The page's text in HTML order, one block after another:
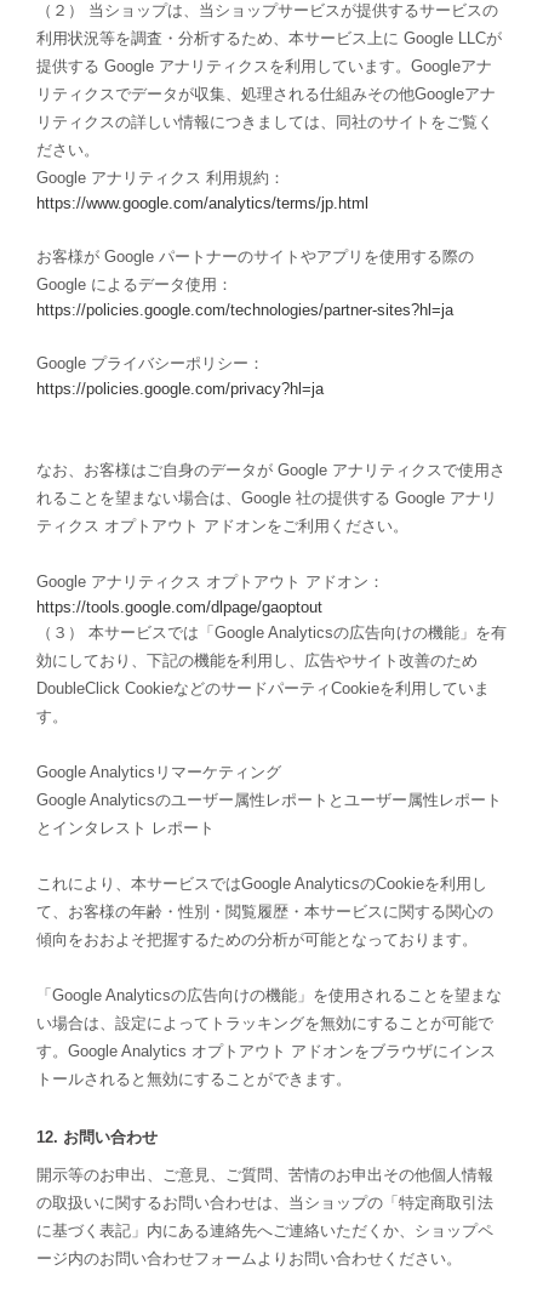
（２） 当ショップは、当ショップサービスが提供するサービスの
利用状況等を調査・分析するため、本サービス上に Google LLCが
提供する Google アナリティクスを利用しています。Googleアナ
リティクスでデータが収集、処理される仕組みその他Googleアナ
リティクスの詳しい情報につきましては、同社のサイトをご覧く
ださい。
Google アナリティクス 利用規約：
https://www.google.com/analytics/terms/jp.html
お客様が Google パートナーのサイトやアプリを使用する際の
Google によるデータ使用：
https://policies.google.com/technologies/partner-sites?hl=ja
Google プライバシーポリシー：
https://policies.google.com/privacy?hl=ja
なお、お客様はご自身のデータが Google アナリティクスで使用さ
れることを望まない場合は、Google 社の提供する Google アナリ
ティクス オプトアウト アドオンをご利用ください。
Google アナリティクス オプトアウト アドオン：
https://tools.google.com/dlpage/gaoptout
（３） 本サービスでは「Google Analyticsの広告向けの機能」を有
効にしており、下記の機能を利用し、広告やサイト改善のため
DoubleClick CookieなどのサードパーティCookieを利用していま
す。
Google Analyticsリマーケティング
Google Analyticsのユーザー属性レポートとユーザー属性レポート
とインタレスト レポート
これにより、本サービスではGoogle AnalyticsのCookieを利用し
て、お客様の年齢・性別・閲覧履歴・本サービスに関する関心の
傾向をおおよそ把握するための分析が可能となっております。
「Google Analyticsの広告向けの機能」を使用されることを望まな
い場合は、設定によってトラッキングを無効にすることが可能で
す。Google Analytics オプトアウト アドオンをブラウザにインス
トールされると無効にすることができます。
12. お問い合わせ
開示等のお申出、ご意見、ご質問、苦情のお申出その他個人情報
の取扱いに関するお問い合わせは、当ショップの「特定商取引法
に基づく表記」内にある連絡先へご連絡いただくか、ショップペ
ージ内のお問い合わせフォームよりお問い合わせください。